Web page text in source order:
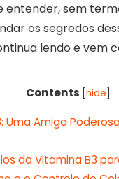
entender, sem
os segredos
lendo e vem
Contents [hide]
Uma Amiga
da Vitamina B3